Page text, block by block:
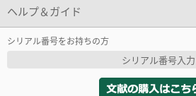
ヘルプ＆ガイド
シリアル番号をお持ちの方
シリアル番号入力